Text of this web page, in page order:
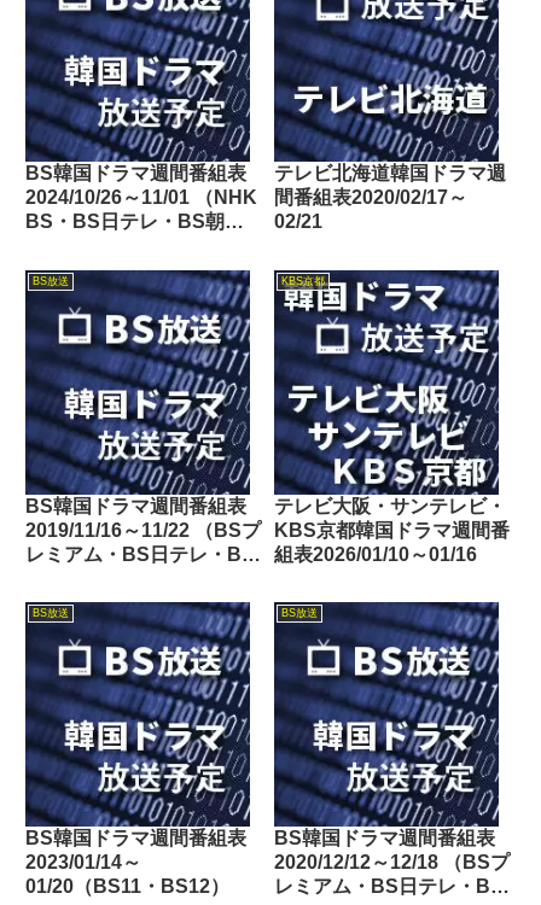
BS韓国ドラマ週間番組表
2024/10/26～11/01 （NHK
BS・BS日テレ・BS朝
東・BSフジ）
テレビ北海道韓国ドラマ週
間番組表2020/02/17～
02/21
BS放送
BS韓国ドラマ週間番組表
2019/11/16～11/22 （BSプ
レミアム・BS日テレ・BS
東・BSフジ）
KBS京都
テレビ大阪・サンテレビ・
KBS京都韓国ドラマ週間番
組表2026/01/10～01/16
BS放送
BS韓国ドラマ週間番組表
2023/01/14～
01/20（BS11・BS12）
BS放送
BS韓国ドラマ週間番組表
2020/12/12～12/18 （BSプ
レミアム・BS日テレ・BS